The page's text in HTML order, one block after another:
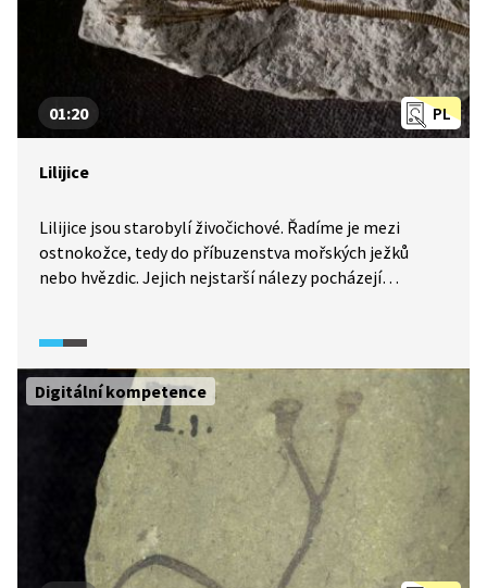
PL
01:20
Lilijice
Lilijice jsou starobylí živočichové. Řadíme je mezi
ostnokožce, tedy do příbuzenstva mořských ježků
nebo hvězdic. Jejich nejstarší nálezy pocházejí
můžeme v hojné míře najít např. v Českém krasu.
Digitální kompetence